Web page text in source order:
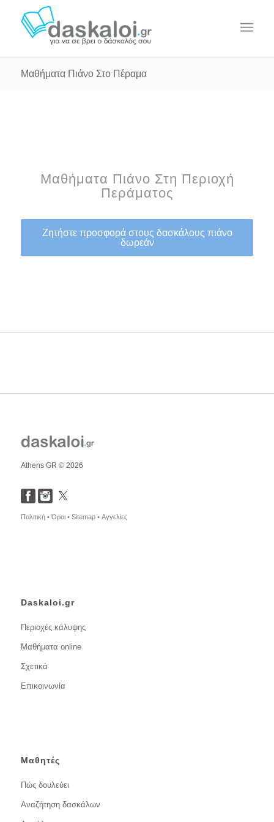
Μαθήματα Πιάνο Στο Πέραμα
Μαθήματα Πιάνο Στη Περιοχή
Περάματος
Ζητήστε προσφορά στους δασκάλους πιάνο
δωρεάν
Athens GR © 2026
Πολιτική •Όροι • Sitemap • Αγγελίες
Daskaloi.gr
Περιοχές κάλυψης
Μαθήματα online
Σχετικά
Επικοινωνία
Μαθητές
Πώς δουλεύει
Αναζήτηση δασκάλων